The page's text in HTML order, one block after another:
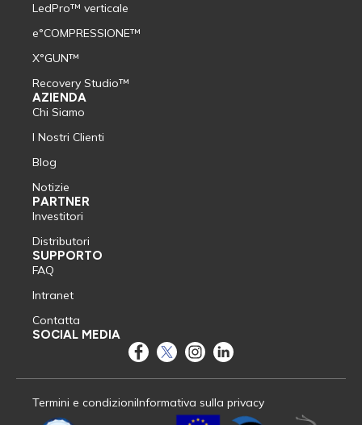
LedPro™ verticale
e°COMPRESSIONE™
X°GUN™
Recovery Studio™
AZIENDA
Chi Siamo
I Nostri Clienti
Blog
Notizie
PARTNER
Investitori
Distributori
SUPPORTO
FAQ
Intranet
Contatta
SOCIAL MEDIA
Termini e condizioniInformativa sulla privacy